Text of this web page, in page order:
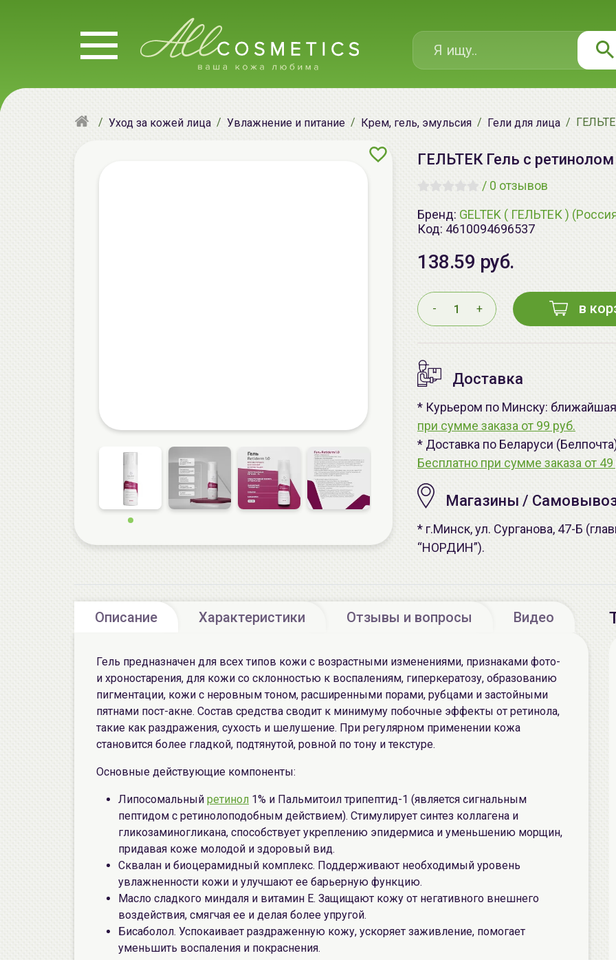
Уход за кожей лица Увлажнение и питание Крем, гель, эмульсия Гели для лица
ГЕЛЬТЕК Гель с
/ 0 отзывов
Бренд: GELTEK ( ГЕЛЬТЕК )
Код: 4610094696537
138.59 руб.
- + в
Доставка
* Курьером по Минску: ближайшая
при сумме заказа от 99 руб.
* Доставка по Беларуси
Бесплатно при сумме заказа от 49
Магазины /
* г.Минск, ул. Сурганова, 47-Б
“НОРДИН”).
Описание Характеристики Отзывы и вопросы Видео
Гель предназначен для всех типов кожи с возрастными изменениями, признаками фото-
и хроностарения, для кожи со склонностью к воспалениям, гиперкератозу, образованию
пигментации, кожи с неровным тоном, расширенными порами, рубцами и застойными
пятнами пост-акне. Состав средства сводит к минимуму побочные эффекты от ретинола,
такие как раздражения, сухость и шелушение. При регулярном применении кожа
становится более гладкой, подтянутой, ровной по тону и текстуре.
Основные действующие компоненты:
Липосомальный ретинол 1% и Пальмитоил трипептид-1 (является сигнальным
пептидом с ретинолоподобным действием). Стимулирует синтез коллагена и
гликозаминогликана, способствует укреплению эпидермиса и уменьшению морщин,
придавая коже молодой и здоровый вид.
Сквалан и биоцерамидный комплекс. Поддерживают необходимый уровень
увлажненности кожи и улучшают ее барьерную функцию.
Масло сладкого миндаля и витамин Е. Защищают кожу от негативного внешнего
воздействия, смягчая ее и делая более упругой.
Бисаболол. Успокаивает раздраженную кожу, ускоряет заживление, помогает
уменьшить воспаления и покраснения.